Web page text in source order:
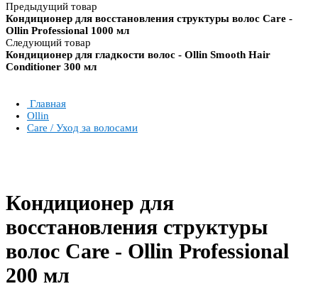
Предыдущий товар
Кондиционер для восстановления структуры волос Care -
Ollin Professional 1000 мл
Следующий товар
Кондиционер для гладкости волос - Ollin Smooth Hair
Conditioner 300 мл
Главная
Ollin
Care / Уход за волосами
Кондиционер для
восстановления структуры
волос Care - Ollin Professional
200 мл